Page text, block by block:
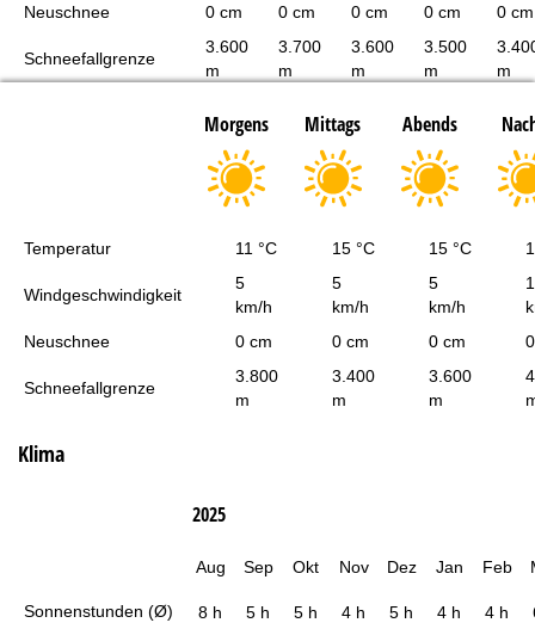
Neuschnee 0 cm 0 cm 0 cm 0 cm 0 cm
Schneefallgrenze
3.600
m
3.700
m
3.600
m
3.500
m
m
Morgens Mittags Abends
Temperatur 11 °C 15 °C 15 °C
Windgeschwindigkeit
5
km/h
5
km/h
5
km/h
Neuschnee
0 cm 0 cm 0 cm
Schneefallgrenze
3.800
m
3.400
m
3.600
m
Klima
Sonnenstunden (Ø)
2025
Aug Sep Okt Nov Dez Jan Feb
8 h 5 h 5 h 4 h 5 h 4 h 4 h